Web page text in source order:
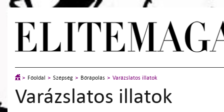
Főoldal Szépség Bőrápolás Varázslatos illatok
Varázslatos illatok